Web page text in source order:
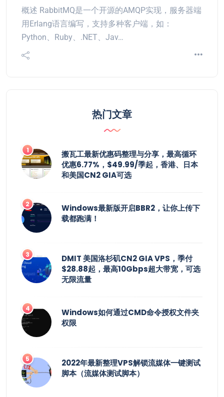
概述 RabbitMQ是一个开源的AMQP实现，服务器端
用Erlang语言编写，支持多种客户端，如：
Python、Ruby、.NET、Jav…
热门文章
搬瓦工最新优惠码整理与分享，最高循环
优惠6.77%，$49.99/季起，香港、日本
和美国CN2 GIA可选
Windows最新版开启BBR2，让你上传下
载都跑满！
DMIT 美国洛杉矶CN2 GIA VPS，季付
$28.88起，最高10Gbps超大带宽，可选
无限流量
Windows如何通过CMD命令授权文件夹
权限
2022年最新整理VPS解锁流媒体一键测试
脚本（流媒体测试脚本）